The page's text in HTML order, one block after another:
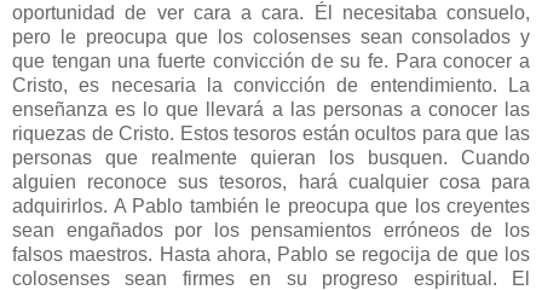
oportunidad de ver cara a cara. Él necesitaba consuelo,
pero le preocupa que los colosenses sean consolados y
que tengan una fuerte convicción de su fe. Para conocer a
Cristo, es necesaria la convicción de entendimiento. La
enseñanza es lo que llevará a las personas a conocer las
riquezas de Cristo. Estos tesoros están ocultos para que las
personas que realmente quieran los busquen. Cuando
alguien reconoce sus tesoros, hará cualquier cosa para
adquirirlos. A Pablo también le preocupa que los creyentes
sean engañados por los pensamientos erróneos de los
falsos maestros. Hasta ahora, Pablo se regocija de que los
colosenses sean firmes en su progreso espiritual. El